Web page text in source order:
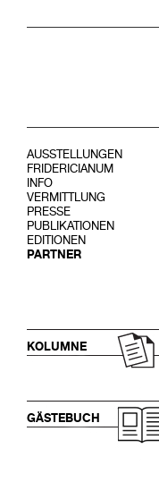
AUSSTELLUNGEN
FRIDERICIANUM
INFO
VERMITTLUNG
PRESSE
PUBLIKATIONEN
EDITIONEN
PARTNER
KOLUMNE
GÄSTEBUCH